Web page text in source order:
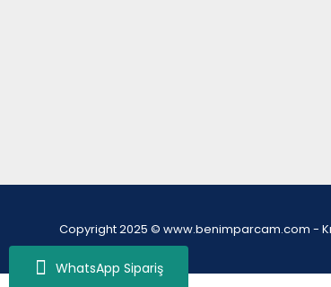
WhatsApp Sipariş
Copyright 2025 © www.benimparcam.com -